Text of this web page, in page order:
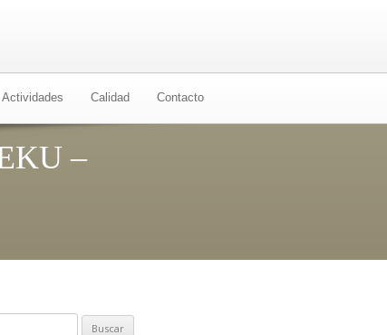
Contacto
Calidad
Actividades
–